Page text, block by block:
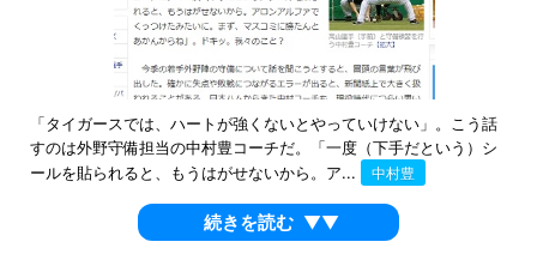
「タイガースでは、ハートが強くないとやっていけない」。こう話
すのは外野守備担当の中村豊コーチだ。「一度（下手だという）シ
ールを貼られると、もうはがせないから。ア...
中村豊
続きを読む ▼▼